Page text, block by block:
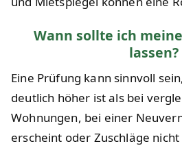
Wann sollte ich
lassen?
Eine Prüfung kann sinnvoll
deutlich höher ist als bei
Wohnungen, bei einer
erscheint oder Zuschläge